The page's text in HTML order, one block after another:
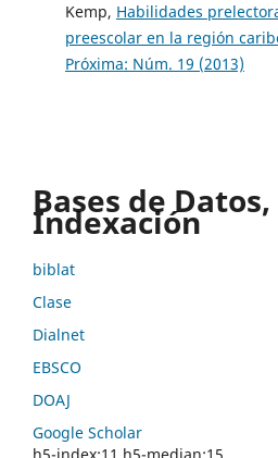
Kemp, Habilidades
preescolar en la región
Próxima: Núm. 19 (2013)
Bases de Datos,
Indexación
biblat
Clase
Dialnet
EBSCO
DOAJ
Google Scholar
h5-index:11 h5-median:15